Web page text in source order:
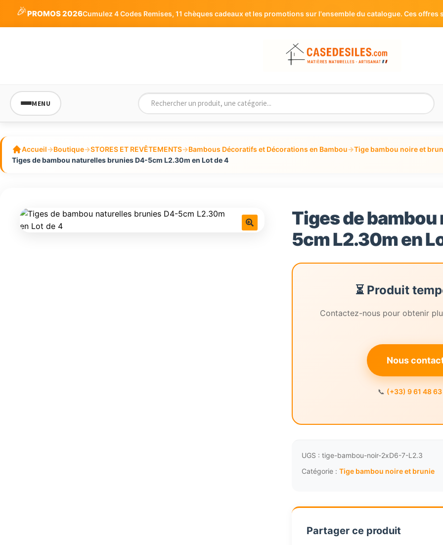
🎉PROMOS 2026Cumulez 4 Codes Remises, 11 chèques cadeaux et les promotions sur l'ensemble du catalogue. Ces
MENU
Accueil→Boutique→STORES ET REVÊTEMENTS→Bambous Décoratifs et Décorations en Bambou→Tige bambou noire et
Tiges de bambou naturelles brunies D4-5cm L2.30m en Lot de 4
Tiges de
5cm L2.30m en
⏳ Produit
Contactez-nous pour obtenir
Nous
📞 (+33) 9 61 48
UGS : tige-bambou-noir-2xD6-7-L2.3
Catégorie : Tige bambou noire et brunie
Partager ce produit